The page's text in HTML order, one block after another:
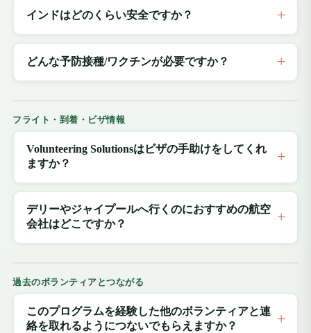
インドはどのくらい安全ですか？
どんな予防接種/ワクチンが必要ですか？
フライト・到着・ビザ情報
Volunteering Solutionsはビザの手助けをしてくれ
ますか？
デリーやジャイプールへ行くのにおすすめの航空
会社はどこですか？
過去のボランティアとつながる
このプログラムを経験した他のボランティアと連
絡を取れるようにつないでもらえますか？